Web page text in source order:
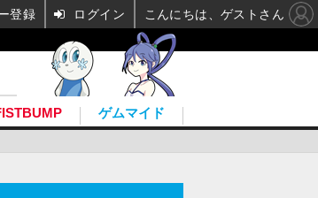
ゲムマイド
登録 ログイン こんにちは、ゲストさん